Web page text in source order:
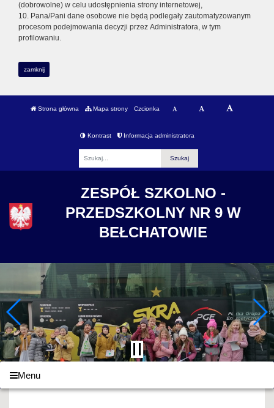
(dobrowolne) w celu udostępnienia strony internetowej,
10. Pana/Pani dane osobowe nie będą podlegały zautomatyzowanym
procesom podejmowania decyzji przez Administratora, w tym
profilowaniu.
zamknij
Strona główna Mapa strony Czcionka
Kontrast Informacja administratora
ZESPÓŁ SZKOLNO -
PRZEDSZKOLNY NR 9 W
BEŁCHATOWIE
Menu